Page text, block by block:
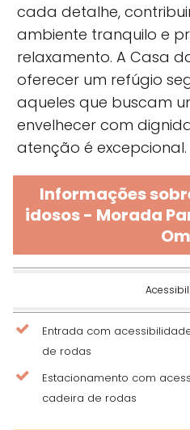
cada detalhe,
ambiente tranquilo e
relaxamento. A Casa
oferecer um refúgio
aqueles que buscam
envelhecer com
atenção é excepcional.
Informações
idosos - Morada
Entrada com
de rodas
Estacionamento com
cadeira de rodas